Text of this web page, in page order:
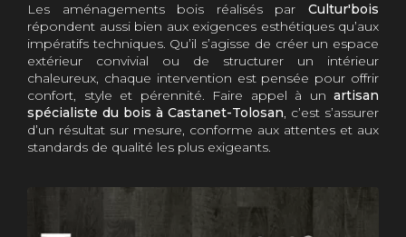
Les aménagements bois réalisés par Cultur'bois
répondent aussi bien aux exigences esthétiques qu’aux
impératifs techniques. Qu’il s’agisse de créer un espace
extérieur convivial ou de structurer un intérieur
chaleureux, chaque intervention est pensée pour offrir
confort, style et pérennité. Faire appel à un artisan
spécialiste du bois à Castanet-Tolosan, c’est s’assurer
d’un résultat sur mesure, conforme aux attentes et aux
standards de qualité les plus exigeants.